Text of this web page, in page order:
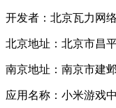
开发者：北京瓦力网
北京地址：北京市昌
南京地址：南京市建
应用名称：小米游戏